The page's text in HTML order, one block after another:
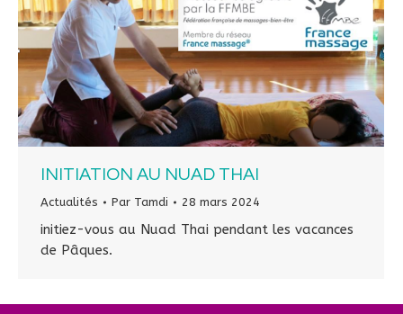
INITIATION AU NUAD THAI
Actualités Par Tamdi 28 mars 2024
initiez-vous au Nuad Thai pendant les vacances
de Pâques.